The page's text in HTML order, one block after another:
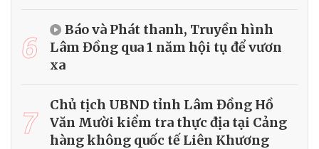
6
Báo và Phát thanh, Truyền hình
Lâm Đồng qua 1 năm hội tụ để vươn
xa
7
Chủ tịch UBND tỉnh Lâm Đồng Hồ
Văn Mười kiểm tra thực địa tại Cảng
hàng không quốc tế Liên Khương